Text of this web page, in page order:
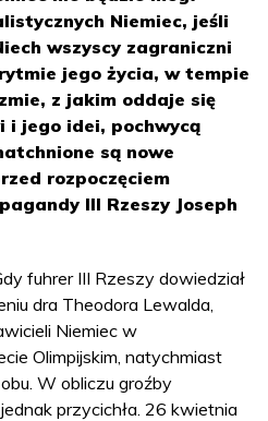
Niemiec, jeśli
wszyscy zagraniczni
jego życia, w tempie
z jakim oddaje się
i jego idei, pochwycą
są nowe
rozpoczęciem
III Rzeszy Joseph
fuhrer III Rzeszy dowiedział
dra Theodora Lewalda,
Niemiec w
Olimpijskim, natychmiast
W obliczu groźby
przycichła. 26 kwietnia